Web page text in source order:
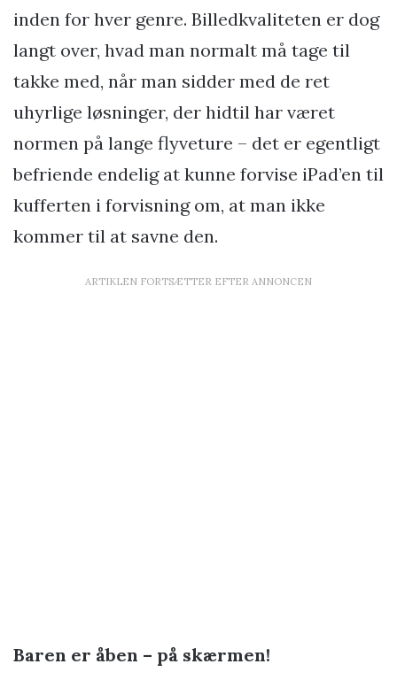
inden for hver genre. Billedkvaliteten er dog
langt over, hvad man normalt må tage til
takke med, når man sidder med de ret
uhyrlige løsninger, der hidtil har været
normen på lange flyveture – det er egentligt
befriende endelig at kunne forvise iPad’en til
kufferten i forvisning om, at man ikke
kommer til at savne den.
ARTIKLEN FORTSÆTTER EFTER ANNONCEN
Baren er åben – på skærmen!